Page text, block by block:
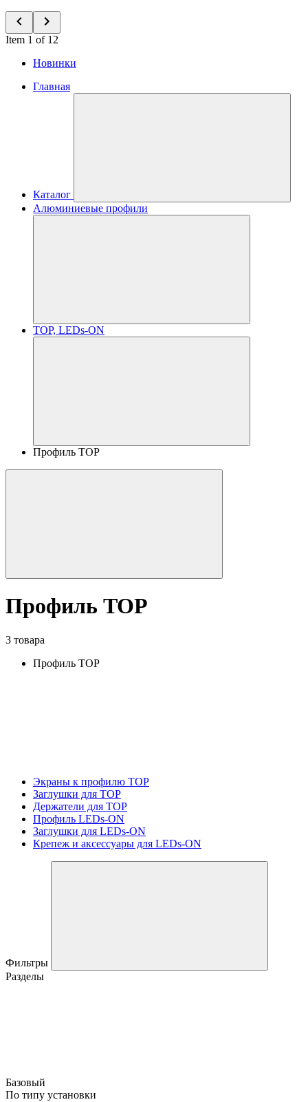
Item 1 of 12
Новинки
Главная
Каталог
Алюминиевые профили
TOP, LEDs-ON
Профиль TOP
Профиль TOP
3 товара
Профиль TOP
Экраны к профилю TOP
Заглушки для TOP
Держатели для TOP
Профиль LEDs-ON
Заглушки для LEDs-ON
Крепеж и аксессуары для LEDs-ON
Фильтры
Разделы
Базовый
По типу установки